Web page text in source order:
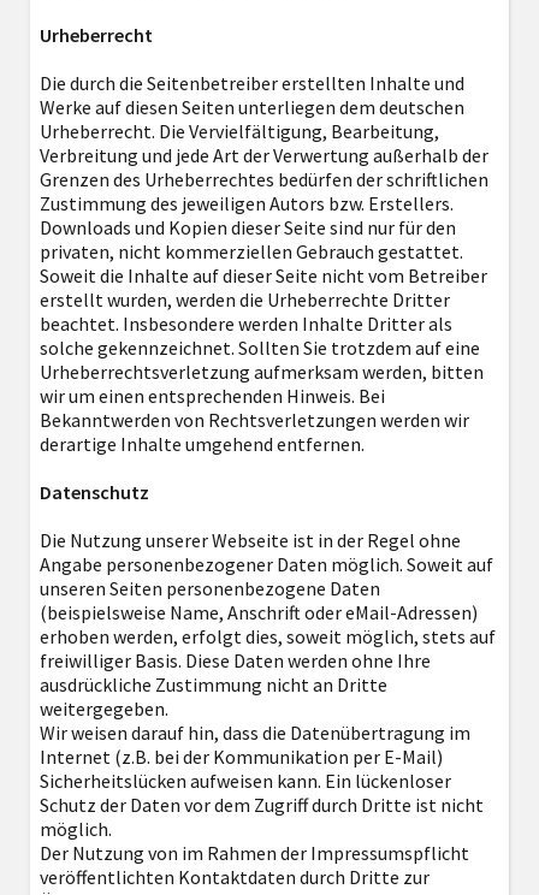
Urheberrecht
Die durch die Seitenbetreiber erstellten Inhalte und
Werke auf diesen Seiten unterliegen dem deutschen
Urheberrecht. Die Vervielfältigung, Bearbeitung,
Verbreitung und jede Art der Verwertung außerhalb der
Grenzen des Urheberrechtes bedürfen der schriftlichen
Zustimmung des jeweiligen Autors bzw. Erstellers.
Downloads und Kopien dieser Seite sind nur für den
privaten, nicht kommerziellen Gebrauch gestattet.
Soweit die Inhalte auf dieser Seite nicht vom Betreiber
erstellt wurden, werden die Urheberrechte Dritter
beachtet. Insbesondere werden Inhalte Dritter als
solche gekennzeichnet. Sollten Sie trotzdem auf eine
Urheberrechtsverletzung aufmerksam werden, bitten
wir um einen entsprechenden Hinweis. Bei
Bekanntwerden von Rechtsverletzungen werden wir
derartige Inhalte umgehend entfernen.
Datenschutz
Die Nutzung unserer Webseite ist in der Regel ohne
Angabe personenbezogener Daten möglich. Soweit auf
unseren Seiten personenbezogene Daten
(beispielsweise Name, Anschrift oder eMail-Adressen)
erhoben werden, erfolgt dies, soweit möglich, stets auf
freiwilliger Basis. Diese Daten werden ohne Ihre
ausdrückliche Zustimmung nicht an Dritte
weitergegeben.
Wir weisen darauf hin, dass die Datenübertragung im
Internet (z.B. bei der Kommunikation per E-Mail)
Sicherheitslücken aufweisen kann. Ein lückenloser
Schutz der Daten vor dem Zugriff durch Dritte ist nicht
möglich.
Der Nutzung von im Rahmen der Impressumspflicht
veröffentlichten Kontaktdaten durch Dritte zur